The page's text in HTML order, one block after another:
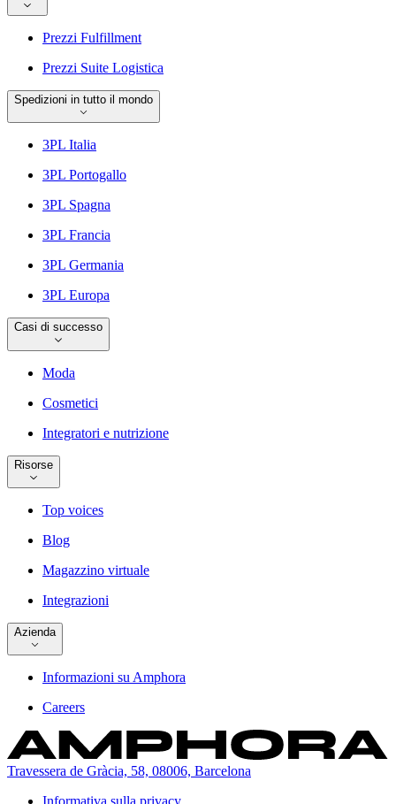
Prezzi Fulfillment
Prezzi Suite Logistica
Spedizioni in tutto il mondo
3PL Italia
3PL Portogallo
3PL Spagna
3PL Francia
3PL Germania
3PL Europa
Casi di successo
Moda
Cosmetici
Integratori e nutrizione
Risorse
Top voices
Blog
Magazzino virtuale
Integrazioni
Azienda
Informazioni su Amphora
Careers
Travessera de Gràcia, 58, 08006, Barcelona
Informativa sulla privacy